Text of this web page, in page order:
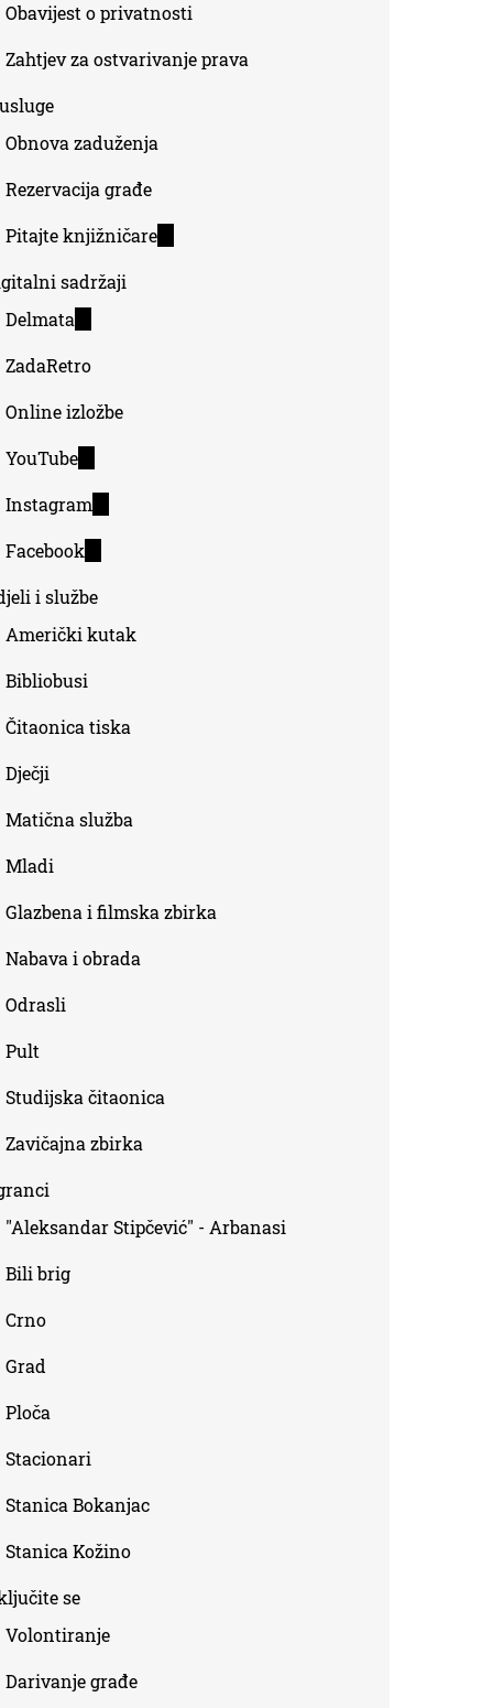
Obavijest o privatnosti
Zahtjev za ostvarivanje prava
Obnova zaduženja
Rezervacija građe
Pitajte knjižničare(link
sadržaji
Delmata
external)
ZadaRetro
Online izložbe
YouTube(link
external)
Instagram(link
external)
Facebook
external)
i službe
Američki kutak
Bibliobusi
Čitaonica tiska
Dječji
Matična služba
Mladi
Glazbena i filmska zbirka
Nabava i obrada
Odrasli
Pult
Studijska čitaonica
Zavičajna zbirka
"Aleksandar Stipčević" - Arbanasi
Bili brig
Crno
Grad
Ploča
Stacionari
Stanica Bokanjac
Stanica Kožino
se
Volontiranje
Darivanje građe